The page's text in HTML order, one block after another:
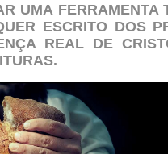
UMA FERRAMENTA
ESCRITO DOS
REAL DE